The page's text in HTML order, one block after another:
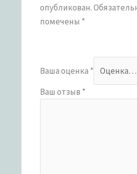
опубликован.
помечены *
Ваша оценка *
Ваш отзыв *